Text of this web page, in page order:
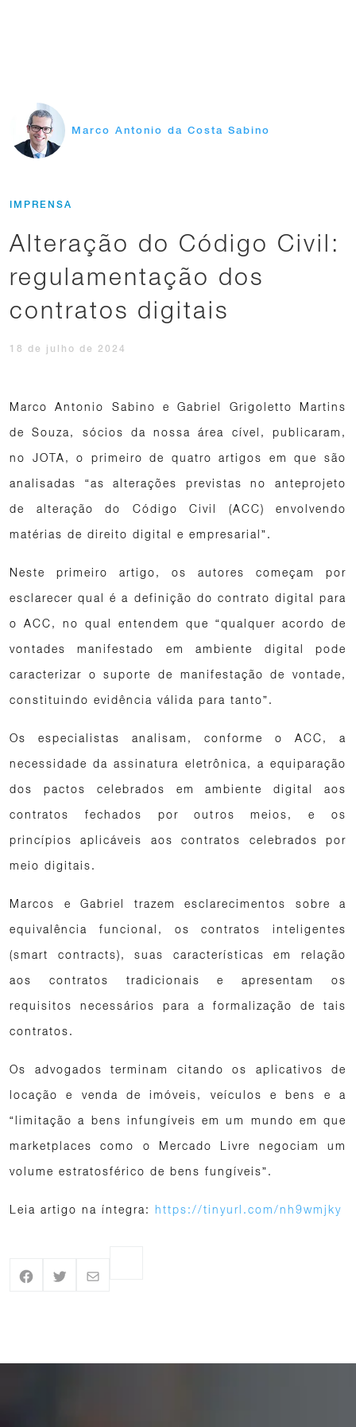
Marco Antonio da Costa Sabino
IMPRENSA
Alteração do Código Civil:
regulamentação dos
contratos digitais
18 de julho de 2024
Marco Antonio Sabino e Gabriel Grigoletto Martins
de Souza, sócios da nossa área cível, publicaram,
no JOTA, o primeiro de quatro artigos em que são
analisadas “as alterações previstas no anteprojeto
de alteração do Código Civil (ACC) envolvendo
matérias de direito digital e empresarial”.
Neste primeiro artigo, os autores começam por
esclarecer qual é a definição do contrato digital para
o ACC, no qual entendem que “qualquer acordo de
vontades manifestado em ambiente digital pode
caracterizar o suporte de manifestação de vontade,
constituindo evidência válida para tanto”.
Os especialistas analisam, conforme o ACC, a
necessidade da assinatura eletrônica, a equiparação
dos pactos celebrados em ambiente digital aos
contratos fechados por outros meios, e os
princípios aplicáveis aos contratos celebrados por
meio digitais.
Marcos e Gabriel trazem esclarecimentos sobre a
equivalência funcional, os contratos inteligentes
(smart contracts), suas características em relação
aos contratos tradicionais e apresentam os
requisitos necessários para a formalização de tais
contratos.
Os advogados terminam citando os aplicativos de
locação e venda de imóveis, veículos e bens e a
“limitação a bens infungíveis em um mundo em que
marketplaces como o Mercado Livre negociam um
volume estratosférico de bens fungíveis”.
Leia artigo na íntegra: https://tinyurl.com/nh9wmjky